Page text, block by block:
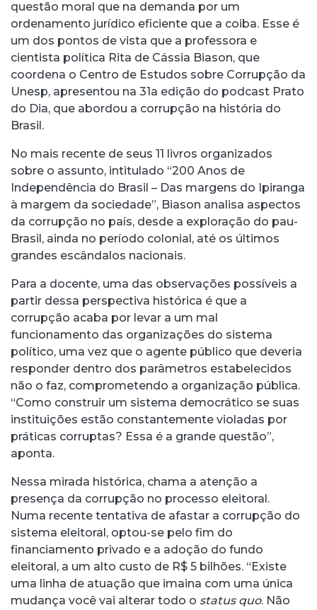
questão moral que na demanda por um
ordenamento jurídico eficiente que a coiba. Esse é
um dos pontos de vista que a professora e
cientista política Rita de Cássia Biason, que
coordena o Centro de Estudos sobre Corrupção da
Unesp, apresentou na 31a edição do podcast Prato
do Dia, que abordou a corrupção na história do
Brasil.
No mais recente de seus 11 livros organizados
sobre o assunto, intitulado “200 Anos de
Independência do Brasil – Das margens do Ipiranga
à margem da sociedade”, Biason analisa aspectos
da corrupção no país, desde a exploração do pau-
Brasil, ainda no período colonial, até os últimos
grandes escândalos nacionais.
Para a docente, uma das observações possíveis a
partir dessa perspectiva histórica é que a
corrupção acaba por levar a um mal
funcionamento das organizações do sistema
político, uma vez que o agente público que deveria
responder dentro dos parâmetros estabelecidos
não o faz, comprometendo a organização pública.
“Como construir um sistema democrático se suas
instituições estão constantemente violadas por
práticas corruptas? Essa é a grande questão”,
aponta.
Nessa mirada histórica, chama a atenção a
presença da corrupção no processo eleitoral.
Numa recente tentativa de afastar a corrupção do
sistema eleitoral, optou-se pelo fim do
financiamento privado e a adoção do fundo
eleitoral, a um alto custo de R$ 5 bilhões. “Existe
uma linha de atuação que imaina com uma única
mudança você vai alterar todo o status quo. Não